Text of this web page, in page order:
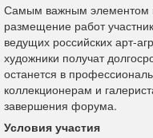
Самым важным элементом
размещение работ
ведущих российских арт-
художники получат
останется в
коллекционерам и
завершения форума.
Условия участия